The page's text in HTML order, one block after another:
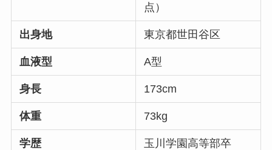
点）
出身地 東京都世田谷区
血液型 A型
身長 173cm
体重 73kg
学歴
玉川学園高等部卒